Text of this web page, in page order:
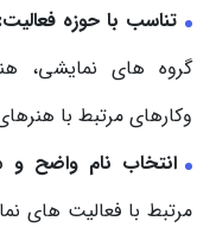
تناسب با حوزه فعالیت:
گروه های نمایشی،
وکارهای مرتبط با
انتخاب نام واضح و
مرتبط با فعالیت های